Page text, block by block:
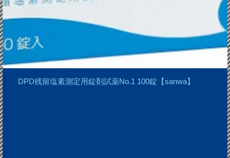
DPD残留塩素測定用錠剤試薬No.1 100錠【sanwa】